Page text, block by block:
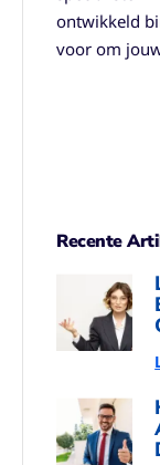
ontwikkeld
voor om
Recente